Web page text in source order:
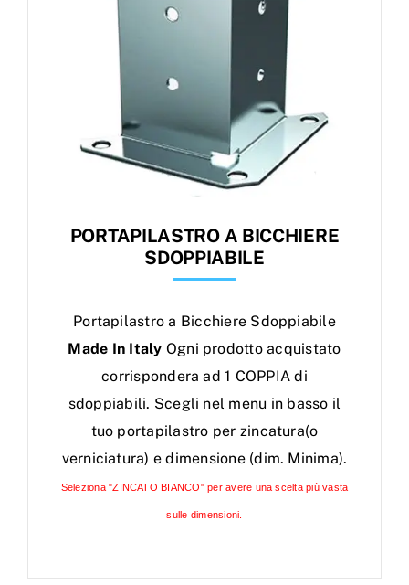
PORTAPILASTRO A BICCHIERE
SDOPPIABILE
Portapilastro a Bicchiere Sdoppiabile
Made In Italy Ogni prodotto acquistato
corrispondera ad 1 COPPIA di
sdoppiabili. Scegli nel menu in basso il
tuo portapilastro per zincatura(o
verniciatura) e dimensione (dim. Minima).
Seleziona "ZINCATO BIANCO" per avere una scelta più vasta
sulle dimensioni.